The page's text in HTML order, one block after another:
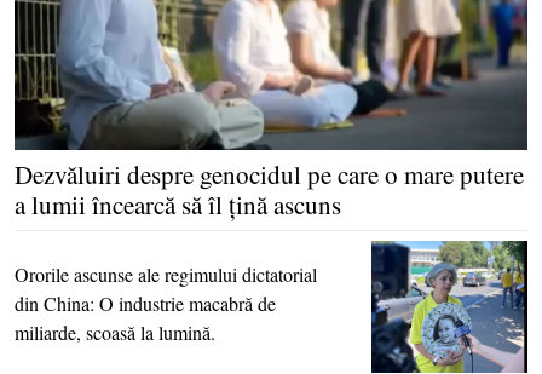
Dezvăluiri despre genocidul pe care o mare putere
a lumii încearcă să îl ţină ascuns
Ororile ascunse ale regimului dictatorial
din China: O industrie macabră de
miliarde, scoasă la lumină.